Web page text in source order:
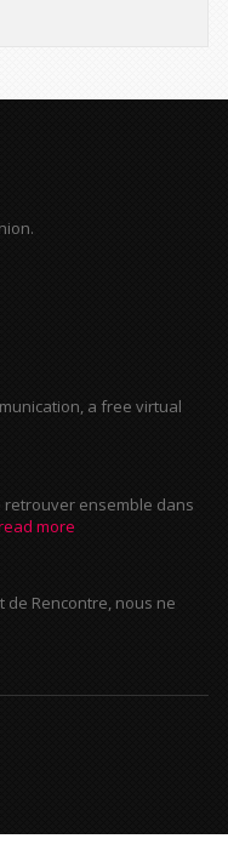
a free virtual
retrouver ensemble dans
more
de Rencontre, nous ne